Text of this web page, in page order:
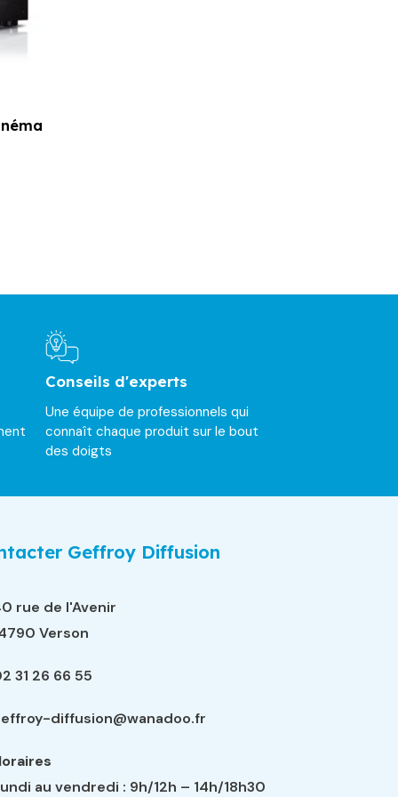
Conseils d'experts
Une équipe de professionnels qui
connaît chaque produit sur le bout
des doigts
Geffroy Diffusion
rue de l'Avenir
Verson
31 26 66 55
diffusion@wanadoo.fr
au vendredi : 9h/12h – 14h/18h30